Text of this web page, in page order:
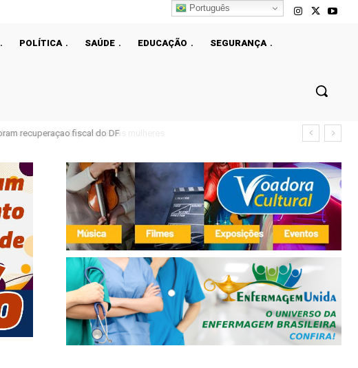
POLÍTICA SAÚDE EDUCAÇÃO
SEGURANÇA
recuperaçao fiscal do DF
Português